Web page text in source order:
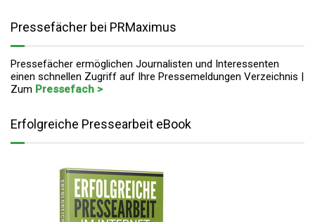
Pressefächer bei PRMaximus
Pressefächer ermöglichen Journalisten und Interessenten
einen schnellen Zugriff auf Ihre Pressemeldungen Verzeichnis |
Zum Pressefach >
Erfolgreiche Pressearbeit eBook